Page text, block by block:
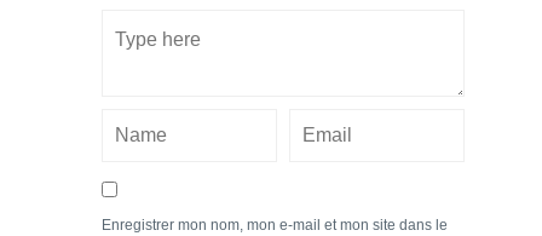
Enregistrer mon nom, mon e-mail et mon site dans le